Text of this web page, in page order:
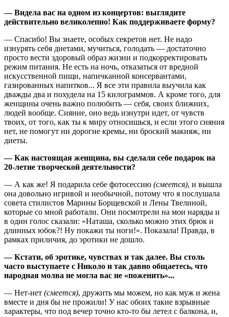
— Видела вас на одном из концертов: выглядите
действительно великолепно! Как поддерживаете форму?
— Спасибо! Вы знаете, особых секретов нет. Не надо
изнурять себя диетами, мучиться, голодать — достаточно
просто вести здоровый образ жизни и подкорректировать
режим питания. Не есть на ночь, отказаться от вредной
искусственной пищи, напичканной консервантами,
газированных напитков... Я все эти правила выучила как
дважды два и похудела на 15 килограммов. А кроме того, для
женщины очень важно полюбить — себя, своих ближних,
людей вообще. Сияние, оно ведь изнутри идет, от чувств
твоих, от того, как ты к миру относишься, и если этого сияния
нет, не помогут ни дорогие кремы, ни броский макияж, ни
диеты.
— Как настоящая женщина, вы сделали себе подарок на
20-летие творческой деятельности?
— А как же! Я подарила себе фотосессию (смеется), и вышла
она довольно игривой и необычной, потому что я послушала
совета стилистов Марины Борщевской и Лены Твелиной,
которые со мной работали. Они посмотрели на мои наряды и
в один голос сказали: «Наташа, сколько можно этих брюк и
длинных юбок?! Ну покажи ты ноги!». Показала! Правда, в
рамках приличия, до эротики не дошло.
— Кстати, об эротике, чувствах и так далее. Вы столь
часто выступаете с Николо и так давно общаетесь, что
народная молва не могла вас не «поженить»...
— Нет-нет (смеется), дружить мы можем, но как муж и жена
вместе и дня бы не прожили! У нас обоих такие взрывные
характеры, что под вечер точно кто-то бы летел с балкона, и,